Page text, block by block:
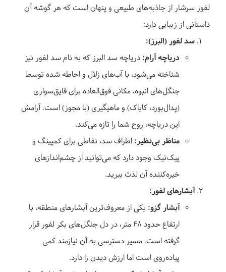
لفور سرشار از جاذبه‌های طبیعی و پنهان است که هر گوشه آن
داستانی از زیبایی دارد:
سد لفور (البرز):
دریاچه آرام: دریاچه سد البرز که به نام سد لفور نیز
شناخته می‌شود، با آب‌های زلال و احاطه شده توسط
جنگل‌های انبوه، مکانی فوق‌العاده برای قایق‌سواری
(پدال‌بورد، کایاک) و ماهیگیری (با مجوز) است. آرامش
این دریاچه، روح شما را تازه می‌کند.
مناظر بی‌نظیر: اطراف سد، نقاطی برای کمپینگ و
پیک‌نیک وجود دارد که می‌توانید از چشم‌اندازهای
خیره‌کننده آن لذت ببرید.
آبشارهای لفور:
آبشار گزو: یکی از معروف‌ترین آبشارهای منطقه، با
ارتفاع حدود ۴۸ متر، در دل جنگل‌های بکر لفور قرار
گرفته است. مسیر دسترسی به آن نیازمند کمی
پیاده‌روی است اما ارزش دیدن را دارد.